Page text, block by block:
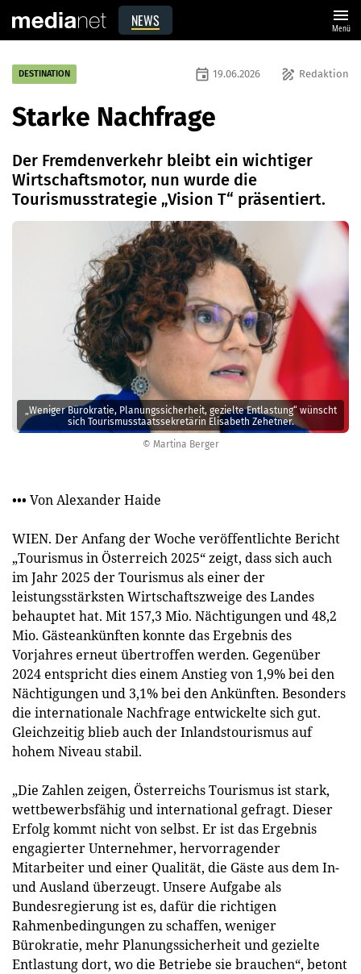
NEWS menu
Menü
© Martina Berger
„Weniger Bürokratie, Planungssicherheit, gezielte Entlastung“ wünscht
sich Tourismusstaatssekretärin Elisabeth Zehetner.
DESTINATION draw Redaktion
event 19.06.2026
Starke Nachfrage
Der Fremdenverkehr bleibt ein wichtiger
Wirtschaftsmotor, nun wurde die
Tourismusstrategie „Vision T“ präsentiert.
••• Von Alexander Haide
WIEN. Der Anfang der Woche veröffentlichte Bericht
„Tourismus in Österreich 2025“ zeigt, dass sich auch
im Jahr 2025 der Tourismus als einer der
leistungsstärksten Wirtschaftszweige des Landes
behauptet hat. Mit 157,3 Mio. Nächtigungen und 48,2
Mio. Gästeankünften konnte das Ergebnis des
Vorjahres erneut übertroffen werden. Gegenüber
2024 entspricht dies einem Anstieg von 1,9% bei den
Nächtigungen und 3,1% bei den Ankünften. Besonders
die internationale Nachfrage entwickelte sich gut.
Gleichzeitig blieb auch der Inlandstourismus auf
hohem Niveau stabil.
„Die Zahlen zeigen, Österreichs Tourismus ist stark,
wettbewerbsfähig und international gefragt. Dieser
Erfolg kommt nicht von selbst. Er ist das Ergebnis
engagierter Unternehmer, hervorragender
Mitarbeiter und einer Qualität, die Gäste aus dem In-
und Ausland überzeugt. Unsere Aufgabe als
Bundesregierung ist es, dafür die richtigen
Rahmenbedingungen zu schaffen, weniger
Bürokratie, mehr Planungssicherheit und gezielte
Entlastung dort, wo die Betriebe sie brauchen“, betont